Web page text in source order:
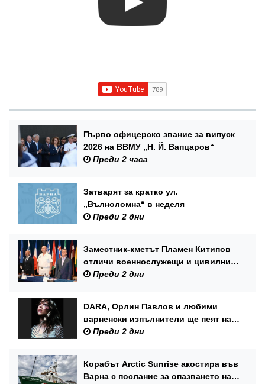
Първо офицерско звание за випуск
2026 на ВВМУ „Н. Й. Вапцаров“
Преди 2 часа
Затварят за кратко ул.
„Вълноломна“ в неделя
Преди 2 дни
Заместник-кметът Пламен Китипов
отличи военнослужещи и цивилни
служители по повод Празника на
Преди 2 дни
DARA, Орлин Павлов и любими
варненски изпълнители ще пеят на
празника на Варна
Преди 2 дни
Корабът Arctic Sunrise акостира във
Варна с послание за опазването на